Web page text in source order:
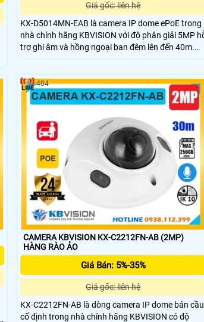
Giá gốc: liên hệ
KX-D5014MN-EAB là camera IP dome ePoE trong
nhà chính hãng KBVISION với độ phân giải 5MP
trợ ghi âm và hồng ngoại ban đêm lên đến 40m.
Camera tích hợp khe cắm thẻ nhớ lên đến 512GB,
nước IP67 và chống va đập IK10. Đây là lựa chọn
camera giá rẻ, chất lượng cao, phù hợp lắp đặt
trong nhiều không gian giám sát an ninh hiệu quả.
CAMERA KBVISION KX-C2212FN-AB (2MP)
HÀNG RÀO ẢO
Giá Bán: 5%-35%
Giá gốc: liên hệ
KX-C2212FN-AB là dòng camera IP dome bán cầu
cố định trong nhà chính hãng KBVISION có độ
404